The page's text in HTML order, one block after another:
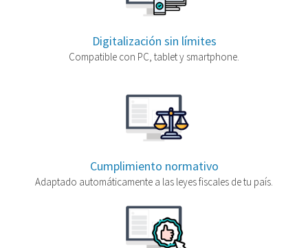
Digitalización sin límites
Compatible con PC, tablet y smartphone.
Cumplimiento normativo
Adaptado automáticamente a las leyes fiscales de tu país.